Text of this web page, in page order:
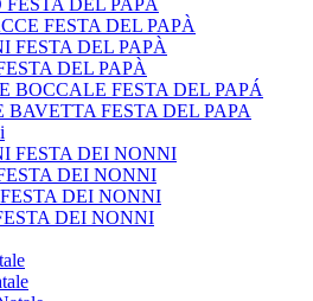
FESTA DEL PAPÀ
FESTA DEL PAPÀ
FESTA DEL PAPÀ
DEL PAPÀ
BOCCALE FESTA DEL PAPÁ
BAVETTA FESTA DEL PAPA
FESTA DEI NONNI
DEI NONNI
DEI NONNI
DEI NONNI